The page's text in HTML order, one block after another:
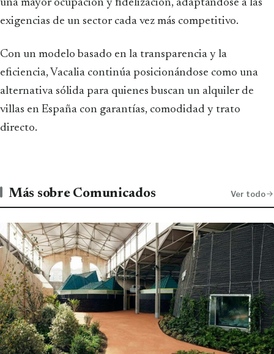
una mayor ocupación y fidelización, adaptándose a las
exigencias de un sector cada vez más competitivo.
Con un modelo basado en la transparencia y la
eficiencia, Vacalia continúa posicionándose como una
alternativa sólida para quienes buscan un alquiler de
villas en España con garantías, comodidad y trato
directo.
Más sobre Comunicados Ver todo